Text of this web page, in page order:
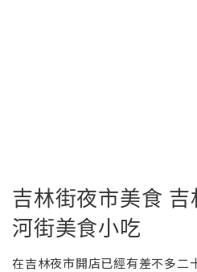
吉林街夜市美食
河街美食小吃
在吉林夜市開店已經有差不多二